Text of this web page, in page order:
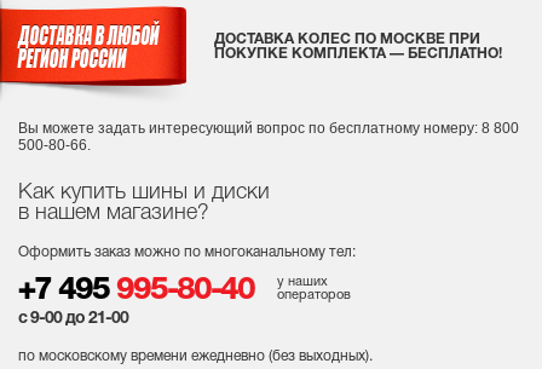
Как купить шины и диски
в нашем магазине?
Оформить заказ можно по многоканальному тел:
+7 495 995-80-40
у наших
операторов
с 9-00 до 21-00
по московскому времени ежедневно (без выходных).
ДОСТАВКА КОЛЕС ПО МОСКВЕ ПРИ
ПОКУПКЕ КОМПЛЕКТА — БЕСПЛАТНО!
Вы можете задать интересующий вопрос по бесплатному номеру: 8 800
500-80-66.